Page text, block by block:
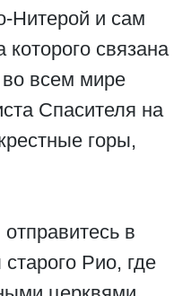
Нитерой и сам
которого связана
во всем мире
Спасителя на
горы,
в
Рио, где